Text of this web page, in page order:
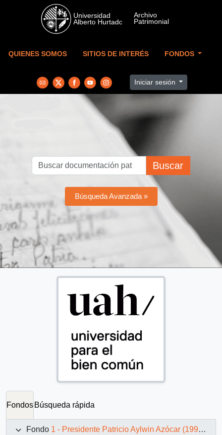
Skip to main content
QUIENES SOMOS SITIOS DE INTERÉS FONDOS
Iniciar sesión
Buscar
Búsqueda Avanzada »
Fondos Búsqueda rápida
Fondo 1 - Presidente Patricio Aylwin Azócar (1990-1994)